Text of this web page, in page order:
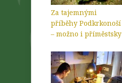
Za tajemnými
příběhy Podkrkonoší
– možno i příměstsky